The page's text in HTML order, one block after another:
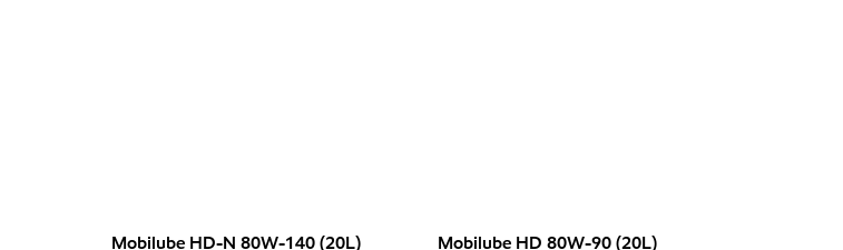
Mobilube HD-N 80W-140 (20L)
Mobilube HD 80W-90 (20L)